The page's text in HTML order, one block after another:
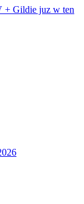
+ Gildie juz w ten